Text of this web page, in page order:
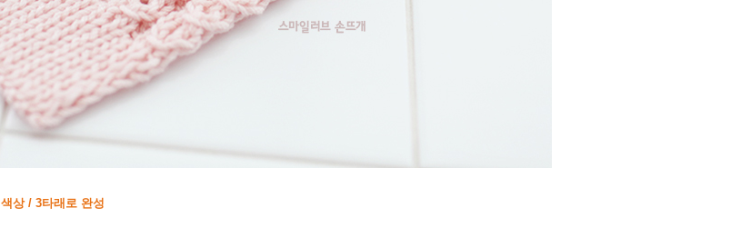
색상 / 3타래로 완성